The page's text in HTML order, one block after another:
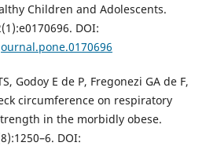
Children and Adolescents.
DOI:
Godoy E de P, Fregonezi GA de F,
circumference on respiratory
in the morbidly obese.
DOI: